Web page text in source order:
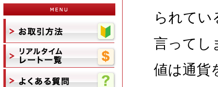
られてい
言ってし
値は通貨